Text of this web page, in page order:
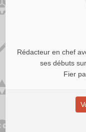
Rédacteur en chef
ses débuts
Fier